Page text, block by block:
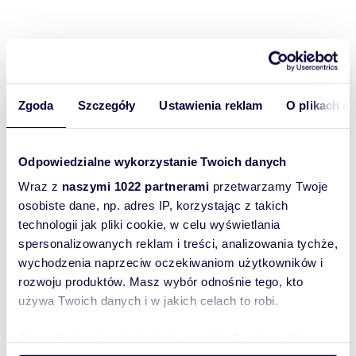
Zgoda Szczegóły Ustawienia reklam O plikach
Odpowiedzialne wykorzystanie Twoich danych
Wraz z naszymi 1022 partnerami przetwarzamy Twoje
osobiste dane, np. adres IP, korzystając z takich
technologii jak pliki cookie, w celu wyświetlania
spersonalizowanych reklam i treści, analizowania tychże,
wychodzenia naprzeciw oczekiwaniom użytkowników i
rozwoju produktów. Masz wybór odnośnie tego, kto
używa Twoich danych i w jakich celach to robi.
Mieszkanie: na wynajem
Liczba
1
a całkowita:
Lokalizacja: województwo:łódzkiepowiat:
Łódźmiejscowość:Łódź
dzielnica:Śródmieścieulica:
POMORSKA/RONDO
SOLIDARNOŚCIŃSKIEGO
Podobne oferty w tej lokalizacji
WYRÓŻNIONE